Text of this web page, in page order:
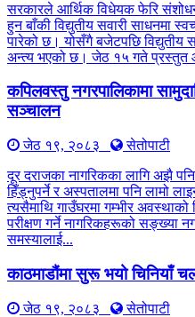
सरकारले आर्थिक विधेयक फेरि
हुन बाँकी विद्युतीय सवारी साधनमा
पारेको छ। योसँगै बजेटपछि विद्युतीय
अन्त्य भएको छ। जेठ १५ गते प्रस्तुत
कपिलवस्तु नगरपालिकामा
सञ्चालन
जेठ १९, २०८३
सेतोपाटी
दूर दराजका नागरिकका लागि अझै
हिँड्नुपर्ने र अस्पतालमा पनि लामो
त्यसैमाथि गाउँघरमा गम्भीर अवस्थाको
परीक्षण गर्ने नागरिकहरूको सङ्ख्या
समस्यालाई...
काठमाडौंमा सुरू भयो चिनियाँ
जेठ १९, २०८३
सेतोपाटी